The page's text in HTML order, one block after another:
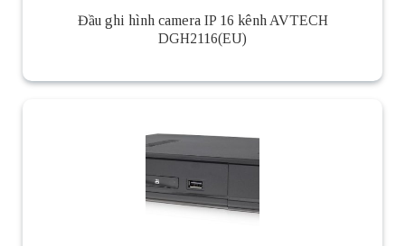
Đầu ghi hình camera IP 16 kênh AVTECH
DGH2116(EU)